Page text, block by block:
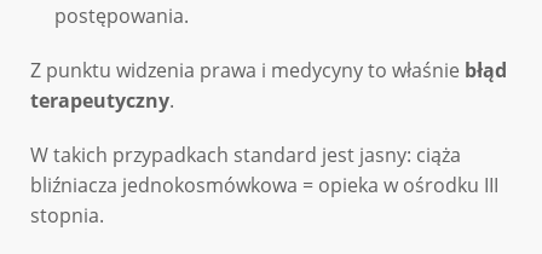
postępowania.
Z punktu widzenia prawa i medycyny to właśnie błąd
terapeutyczny.
W takich przypadkach standard jest jasny: ciąża
bliźniacza jednokosmówkowa = opieka w ośrodku III
stopnia.